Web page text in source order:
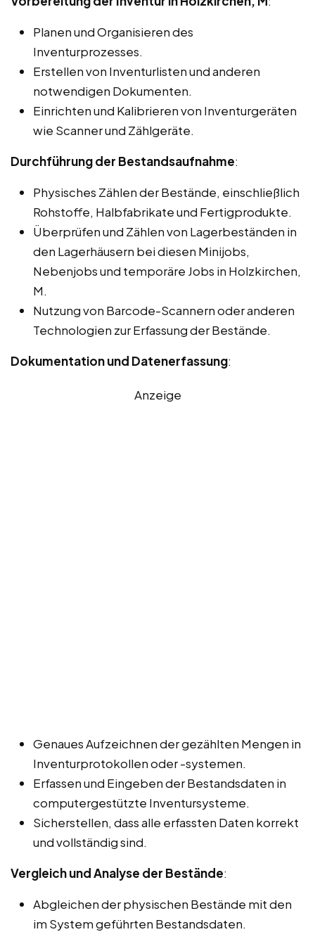
Planen und Organisieren des
Inventurprozesses.
Erstellen von Inventurlisten und anderen
notwendigen Dokumenten.
Einrichten und Kalibrieren von Inventurgeräten
wie Scanner und Zählgeräte.
Durchführung der Bestandsaufnahme:
Physisches Zählen der Bestände, einschließlich
Rohstoffe, Halbfabrikate und Fertigprodukte.
Überprüfen und Zählen von Lagerbeständen in
den Lagerhäusern bei diesen Minijobs,
Nebenjobs und temporäre Jobs in Holzkirchen,
M.
Nutzung von Barcode-Scannern oder anderen
Technologien zur Erfassung der Bestände.
Dokumentation und Datenerfassung:
Anzeige
Genaues Aufzeichnen der gezählten Mengen in
Inventurprotokollen oder -systemen.
Erfassen und Eingeben der Bestandsdaten in
computergestützte Inventursysteme.
Sicherstellen, dass alle erfassten Daten korrekt
und vollständig sind.
Vergleich und Analyse der Bestände:
Abgleichen der physischen Bestände mit den
im System geführten Bestandsdaten.